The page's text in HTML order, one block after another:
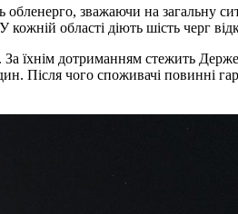
обленерго, зважаючи на загальну
області діють шість черг
їхнім дотриманням стежить
Після чого споживачі повинні